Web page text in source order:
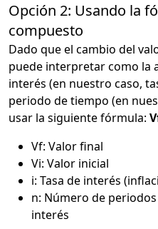
Opción 2: Usando la
compuesto
Dado que el cambio del
puede interpretar como la
interés (en nuestro caso,
periodo de tiempo (en
usar la siguiente fórmula:
Vf: Valor final
Vi: Valor inicial
i: Tasa de interés
n: Número de
interés